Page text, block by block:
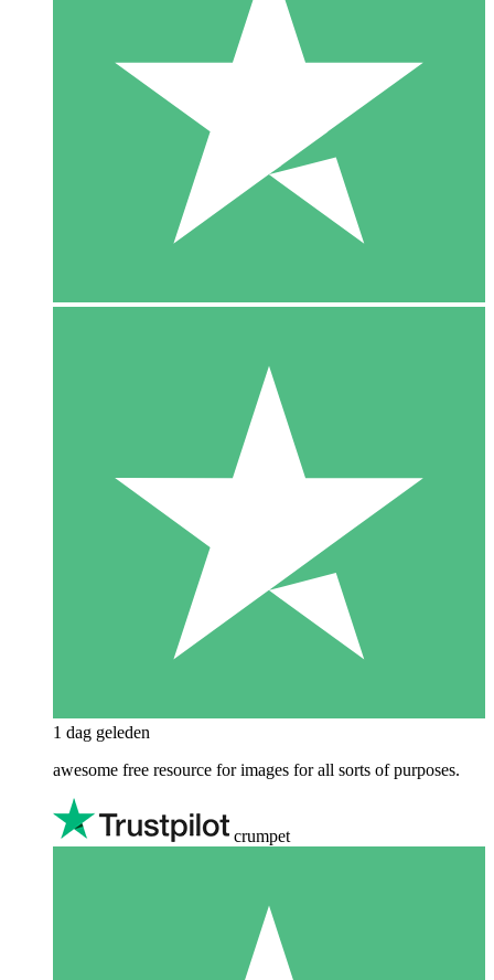
1 dag geleden
awesome free resource for images for all sorts of purposes.
crumpet